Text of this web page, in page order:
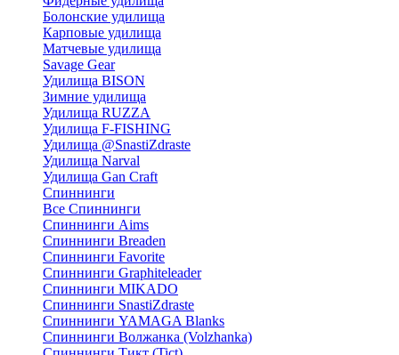
Болонские удилища
Карповые удилища
Матчевые удилища
Savage Gear
Удилища BISON
Зимние удилища
Удилища RUZZA
Удилища F-FISHING
Удилища @SnastiZdraste
Удилища Narval
Удилища Gan Craft
Спиннинги
Все Спиннинги
Спиннинги Aims
Спиннинги Breaden
Спиннинги Favorite
Спиннинги Graphiteleader
Спиннинги MIKADO
Спиннинги SnastiZdraste
Спиннинги YAMAGA Blanks
Спиннинги Волжанка (Volzhanka)